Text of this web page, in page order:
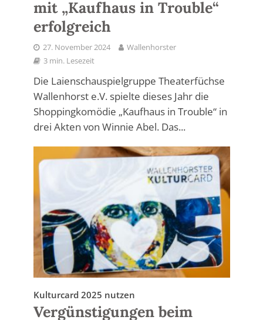
mit „Kaufhaus in Trouble“
erfolgreich
27. November 2024
Wallenhorster
3 min. Lesezeit
Die Laienschauspielgruppe Theaterfüchse
Wallenhorst e.V. spielte dieses Jahr die
Shoppingkomödie „Kaufhaus in Trouble“ in
drei Akten von Winnie Abel. Das...
Kulturcard 2025 nutzen
Vergünstigungen beim